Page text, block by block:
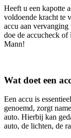
Heeft u een kapotte
voldoende kracht te
accu aan
doe de accucheck
Mann!
Wat doet een
Een accu is
genoemd, zorgt
auto. Hierbij kan
auto, de lichten, de